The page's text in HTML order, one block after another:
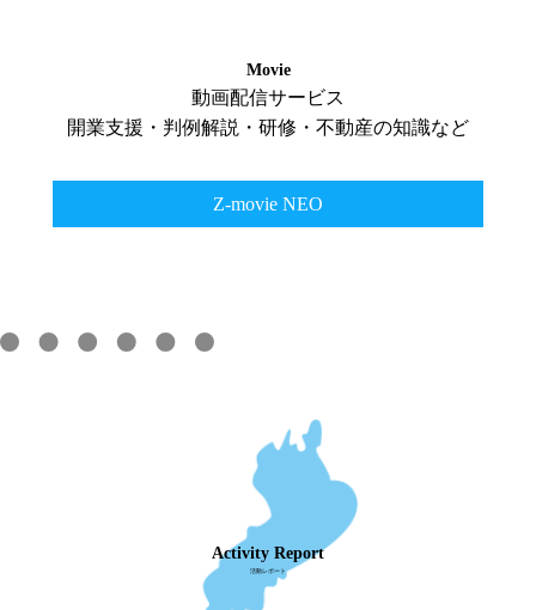
Movie
動画配信サービス
開業支援・判例解説・研修・不動産の知識など
Z-movie NEO
Activity Report
活動レポート